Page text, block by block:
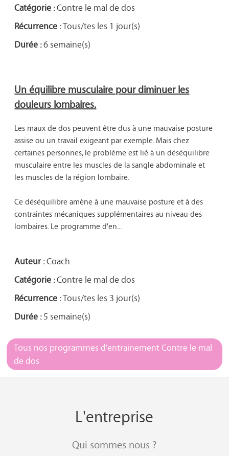
Catégorie :Contre le mal de dos
Récurrence :Tous/tes les 1 jour(s)
Durée :6 semaine(s)
Un équilibre musculaire pour diminuer les
douleurs lombaires.
Les maux de dos peuvent être dus à une mauvaise posture
assise ou un travail exigeant par exemple. Mais chez
certaines personnes, le problème est lié à un déséquilibre
musculaire entre les muscles de la sangle abdominale et
les muscles de la région lombaire.
Ce déséquilibre amène à une mauvaise posture et à des
contraintes mécaniques supplémentaires au niveau des
lombaires. Le programme d'en...
Auteur :Coach
Catégorie :Contre le mal de dos
Récurrence :Tous/tes les 3 jour(s)
Durée :5 semaine(s)
Tous nos programmes d'entrainement Contre le mal
de dos
L'entreprise
Qui sommes nous ?